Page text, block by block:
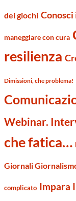
dei giochi
maneggiare con cura
resilienza
Dimissioni, che problema!
Webinar.
che fatica…
Giornali
complicato Impara